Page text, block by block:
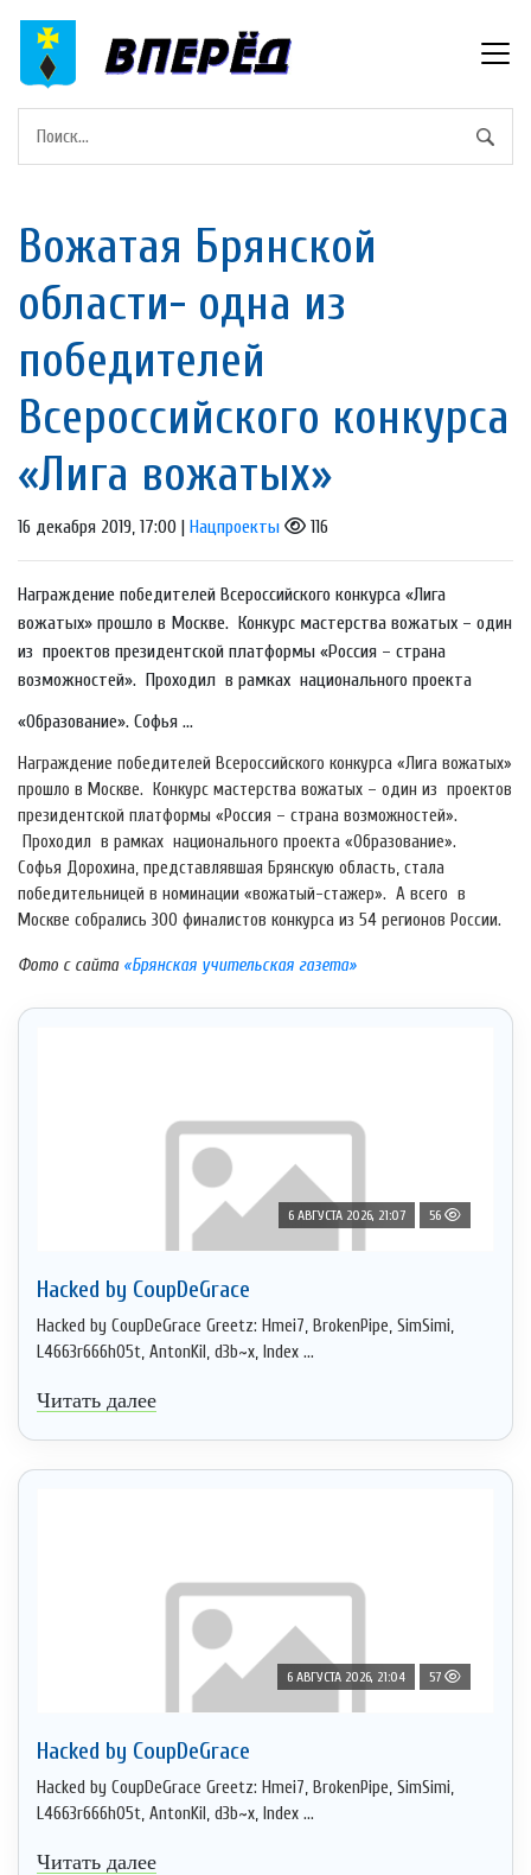
Вожатая Брянской
области- одна из
победителей
Всероссийского конкурса
«Лига вожатых»
16 декабря 2019, 17:00 | Нацпроекты 116
Награждение победителей Всероссийского конкурса «Лига
вожатых» прошло в Москве. Конкурс мастерства вожатых – один
из проектов президентской платформы «Россия – страна
возможностей». Проходил в рамках национального проекта
«Образование». Софья ...
Награждение победителей Всероссийского конкурса «Лига вожатых»
прошло в Москве. Конкурс мастерства вожатых – один из проектов
президентской платформы «Россия – страна возможностей».
Проходил в рамках национального проекта «Образование».
Софья Дорохина, представлявшая Брянскую область, стала
победительницей в номинации «вожатый-стажер». А всего в
Москве собрались 300 финалистов конкурса из 54 регионов России.
Фото с сайта «Брянская учительская газета»
6 АВГУСТА 2026, 21:07 56
Hacked by CoupDeGrace
Hacked by CoupDeGrace Greetz: Hmei7, BrokenPipe, SimSimi,
L4663r666h05t, AntonKil, d3b~x, Index ...
Читать далее
6 АВГУСТА 2026, 21:04 57
Hacked by CoupDeGrace
Hacked by CoupDeGrace Greetz: Hmei7, BrokenPipe, SimSimi,
L4663r666h05t, AntonKil, d3b~x, Index ...
Читать далее